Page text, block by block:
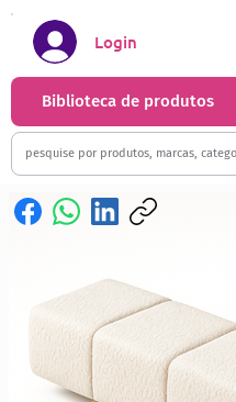
Biblioteca de produtos
Login